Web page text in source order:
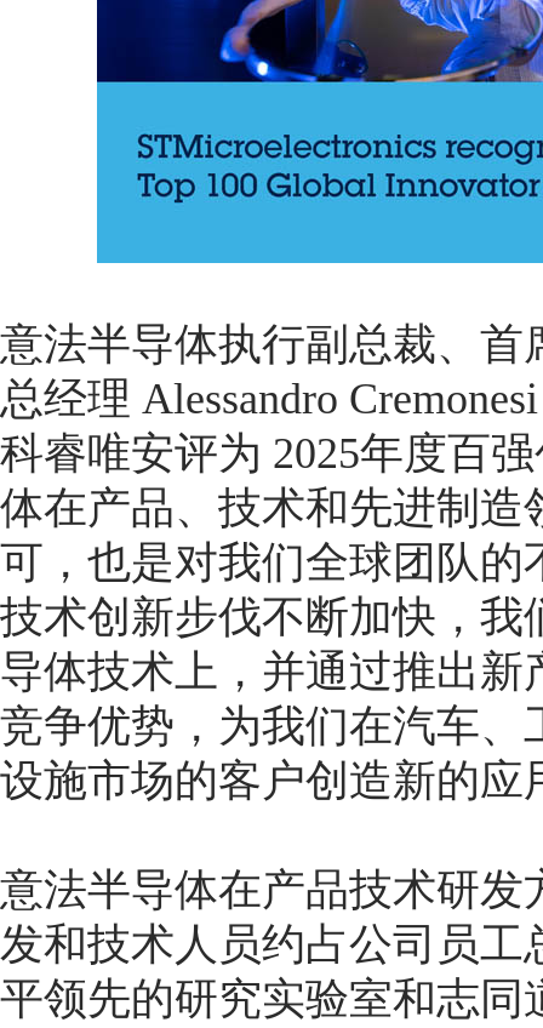
意法半导体执行副总裁、
总经理 Alessandro
科睿唯安评为 2025年度百
体在产品、技术和先进制
可，也是对我们全球团队
技术创新步伐不断加快，
导体技术上，并通过推出
竞争优势，为我们在汽车
设施市场的客户创造新的应
意法半导体在产品技术研
发和技术人员约占公司员工
平领先的研究实验室和志